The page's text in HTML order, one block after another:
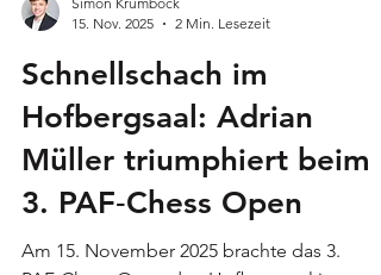
15. Nov. 2025
2 Min. Lesezeit
Schnellschach im
Hofbergsaal: Adrian
Müller triumphiert beim
3. PAF‑Chess Open